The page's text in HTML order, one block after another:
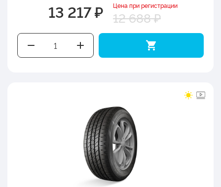
13 217 ₽ Цена при регистрации
12 688 ₽